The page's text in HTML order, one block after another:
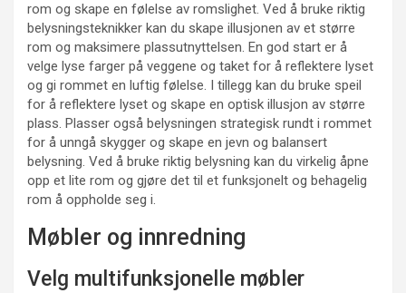
rom og skape en følelse av romslighet. Ved å bruke riktig
belysningsteknikker kan du skape illusjonen av et større
rom og maksimere plassutnyttelsen. En god start er å
velge lyse farger på veggene og taket for å reflektere lyset
og gi rommet en luftig følelse. I tillegg kan du bruke speil
for å reflektere lyset og skape en optisk illusjon av større
plass. Plasser også belysningen strategisk rundt i rommet
for å unngå skygger og skape en jevn og balansert
belysning. Ved å bruke riktig belysning kan du virkelig åpne
opp et lite rom og gjøre det til et funksjonelt og behagelig
rom å oppholde seg i.
Møbler og innredning
Velg multifunksjonelle møbler